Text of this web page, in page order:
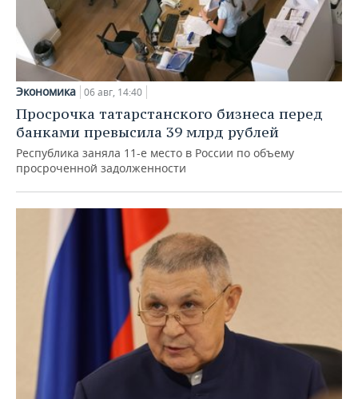
Экономика 06 авг, 14:40
Просрочка татарстанского бизнеса перед
банками превысила 39 млрд рублей
Республика заняла 11-е место в России по объему
просроченной задолженности